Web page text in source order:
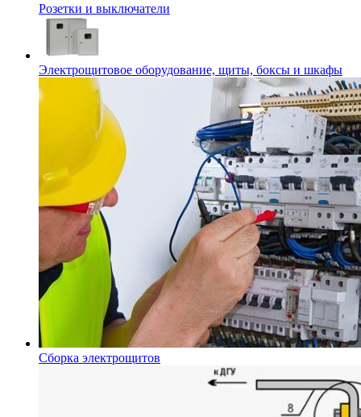
Розетки и выключатели
Электрощитовое оборудование, щиты, боксы и шкафы
Сборка электрощитов